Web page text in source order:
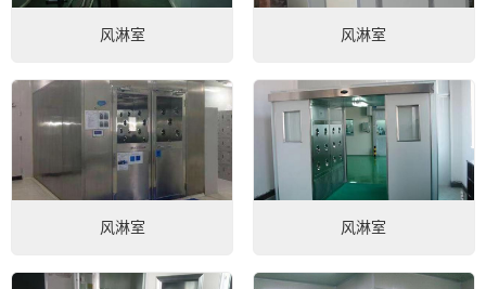
风淋室 风淋室
风淋室 风淋室